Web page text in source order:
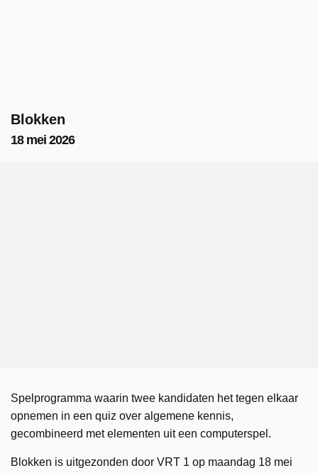
Blokken
18 mei 2026
Spelprogramma waarin twee kandidaten het tegen elkaar
opnemen in een quiz over algemene kennis,
gecombineerd met elementen uit een computerspel.
Blokken is uitgezonden door VRT 1 op maandag 18 mei